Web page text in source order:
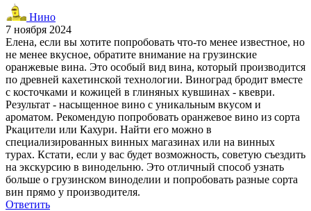
Нино
7 ноября 2024
Елена, если вы хотите попробовать что-то менее известное, но
не менее вкусное, обратите внимание на грузинские
оранжевые вина. Это особый вид вина, который производится
по древней кахетинской технологии. Виноград бродит вместе
с косточками и кожицей в глиняных кувшинах - квеври.
Результат - насыщенное вино с уникальным вкусом и
ароматом. Рекомендую попробовать оранжевое вино из сорта
Ркацители или Кахури. Найти его можно в
специализированных винных магазинах или на винных
турах. Кстати, если у вас будет возможность, советую съездить
на экскурсию в винодельню. Это отличный способ узнать
больше о грузинском виноделии и попробовать разные сорта
вин прямо у производителя.
Ответить